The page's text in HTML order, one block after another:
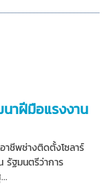
าฝีมือแรงงาน
ชีพช่างติดตั้งโซลาร์
รัฐมนตรีว่าการ